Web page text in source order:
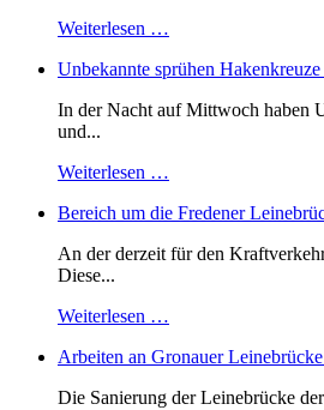
Weiterlesen …
Unbekannte sprühen
In der Nacht auf Mittwoch haben
und...
Weiterlesen …
Bereich um die Fredener
An der derzeit für den
Diese...
Weiterlesen …
Arbeiten an Gronauer
Die Sanierung der Leinebrücke